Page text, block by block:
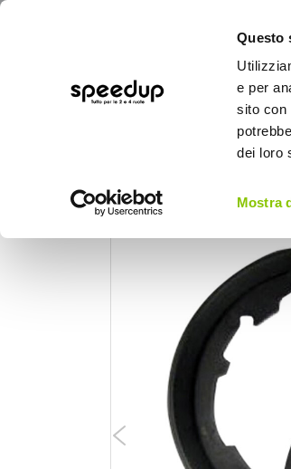
Questo
e per
sito con
dei loro
Mostra
BICI
Home